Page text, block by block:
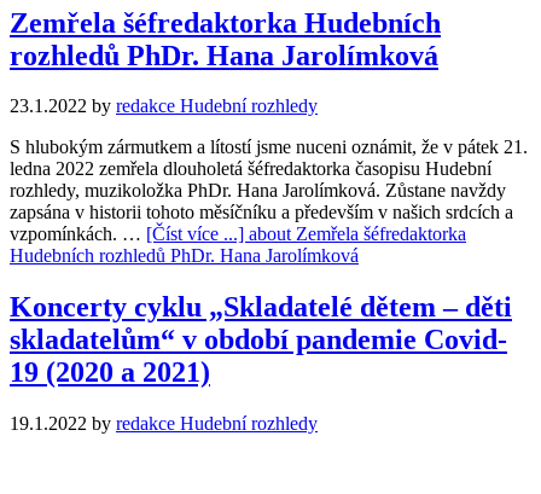
Zemřela šéfredaktorka Hudebních
rozhledů PhDr. Hana Jarolímková
23.1.2022 by redakce Hudební rozhledy
S hlubokým zármutkem a lítostí jsme nuceni oznámit, že v pátek 21.
ledna 2022 zemřela dlouholetá šéfredaktorka časopisu Hudební
rozhledy, muzikoložka PhDr. Hana Jarolímková. Zůstane navždy
zapsána v historii tohoto měsíčníku a především v našich srdcích a
vzpomínkách. … [Číst více ...] about Zemřela šéfredaktorka
Hudebních rozhledů PhDr. Hana Jarolímková
Koncerty cyklu „Skladatelé dětem – děti
skladatelům“ v období pandemie Covid-
19 (2020 a 2021)
19.1.2022 by redakce Hudební rozhledy